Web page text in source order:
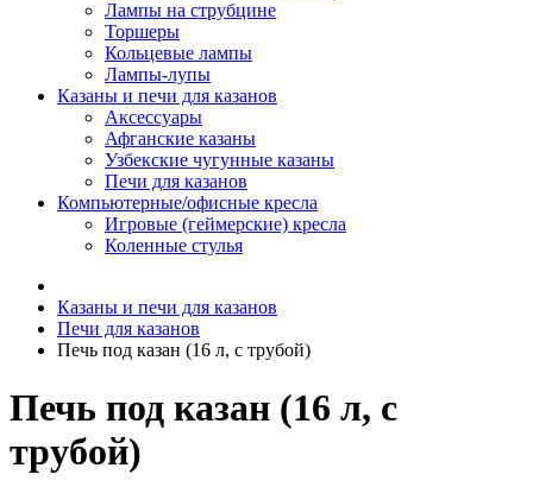
Лампы на струбцине
Торшеры
Кольцевые лампы
Лампы-лупы
Казаны и печи для казанов
Аксессуары
Афганские казаны
Узбекские чугунные казаны
Печи для казанов
Компьютерные/офисные кресла
Игровые (геймерские) кресла
Коленные стулья
Казаны и печи для казанов
Печи для казанов
Печь под казан (16 л, с трубой)
Печь под казан (16 л, с
трубой)